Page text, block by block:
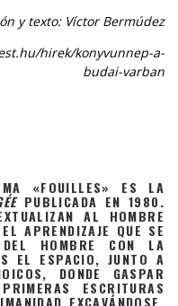
y texto: Víctor Bermúdez
hirek/konyvunnep-a-
budai-varban
«FOUILLES» ES LA
PUBLICADA EN 1980.
AL HOMBRE
APRENDIZAJE QUE SE
HOMBRE CON LA
EL ESPACIO, JUNTO A
DONDE GASPAR
ESCRITURAS
EXCAVÁNDOSE,